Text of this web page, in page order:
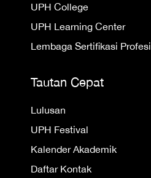
UPH College
UPH Learning Center
Lembaga Sertifikasi Profesi
Tautan Cepat
Lulusan
UPH Festival
Kalender Akademik
Daftar Kontak